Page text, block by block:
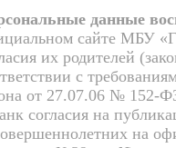
данные
сайте МБУ
их родителей
с
от 27.07.06 № 152-
согласия на
на